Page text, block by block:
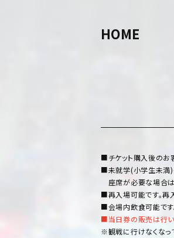
HOME
■チケット購入後のお
■未就学(小学生未満)
座席が必要な場合は
■再入場可能です。再
■会場内飲食可能です
■当日券の販売は行い
※観戦に行けなくなっ